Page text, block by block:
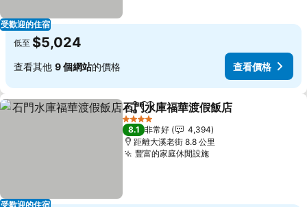
受歡迎的住宿
低至 $5,024
查看其他 9 個網站的價格 查看價格
受歡迎的住宿
分享 加入我的最愛
石門水庫福華渡假飯店
4 星級
8.1 非常好
4,394
距離大溪老街 8.8 公里
豐富的家庭休閒設施查看價格